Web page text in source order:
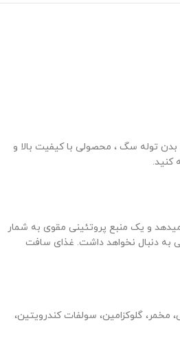
بدن توله سگ ، محصولی با کیفیت بالا و
کنید.
70 درصد از ترکیبات این محصول را گوشت مرغ تشکیل میدهد و یک منبع پروتئینی مقوی به شمار
به دنبال نخواهد داشت. غذای سافت
مخمر، گلوکزامین، سولفات کندرویتین،